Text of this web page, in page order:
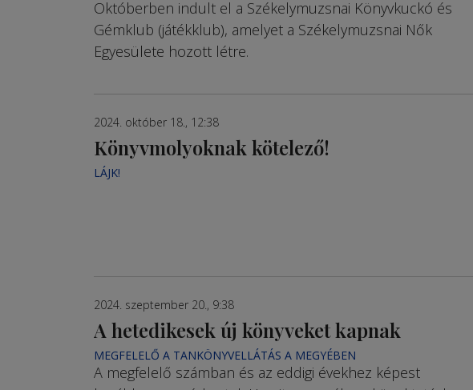
Októberben indult el a Szé­kelymuzsnai Könyvkuckó és
Gémklub (játékklub), amelyet a Székelymuzsnai Nők
Egyesülete hozott létre.
2024. október 18., 12:38
Könyvmolyoknak kötelező!
LÁJK!
2024. szeptember 20., 9:38
A hetedikesek új könyveket kapnak
MEGFELELŐ A TANKÖNYVELLÁTÁS A MEGYÉBEN
A megfelelő számban és az eddigi évekhez képest